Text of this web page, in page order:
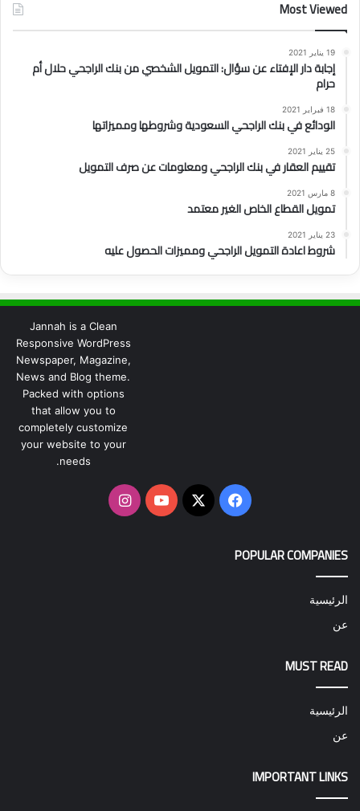
Most Viewed
19 يناير 2021
إجابة دار الإفتاء عن سؤال: التمويل الشخصي من بنك الراجحي حلال أم
حرام
18 فبراير 2021
الودائع في بنك الراجحي السعودية وشروطها ومميزاتها
25 يناير 2021
تقييم العقار في بنك الراجحي ومعلومات عن صرف التمويل
8 مارس 2021
تمويل القطاع الخاص الغير معتمد
23 يناير 2021
شروط اعادة التمويل الراجحي ومميزات الحصول عليه
Jannah is a Clean
Responsive WordPress
Newspaper, Magazine,
News and Blog theme.
Packed with options
that allow you to
completely customize
your website to your
needs.
فيسبوك
‫X
‫YouTubeانستقرام
POPULAR COMPANIES
الرئيسية
عن
MUST READ
الرئيسية
عن
IMPORTANT LINKS